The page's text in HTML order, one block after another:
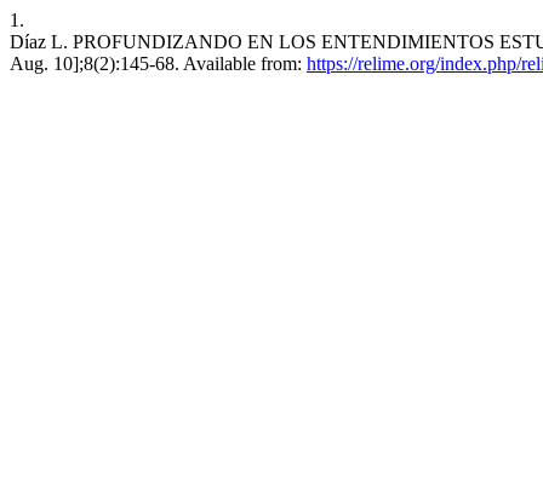
1.
Díaz L. PROFUNDIZANDO EN LOS ENTENDIMIENTOS
Aug. 10];8(2):145-68. Available from: https://relime.org/index.php/